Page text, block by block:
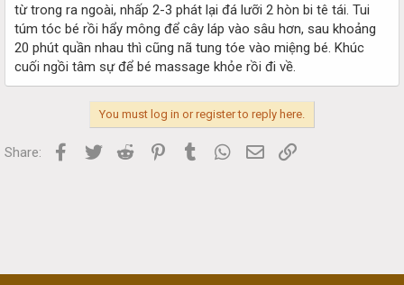
từ trong ra ngoài, nhấp 2-3 phát lại đá lưỡi 2 hòn bi tê tái. Tui
túm tóc bé rồi hẩy mông để cây láp vào sâu hơn, sau khoảng
20 phút quần nhau thì cũng nã tung tóe vào miệng bé. Khúc
cuối ngồi tâm sự để bé massage khỏe rồi đi về.
You must log in or register to reply here.
Share: Facebook
Twitter Reddit PinterestTumblr WhatsApp
Email